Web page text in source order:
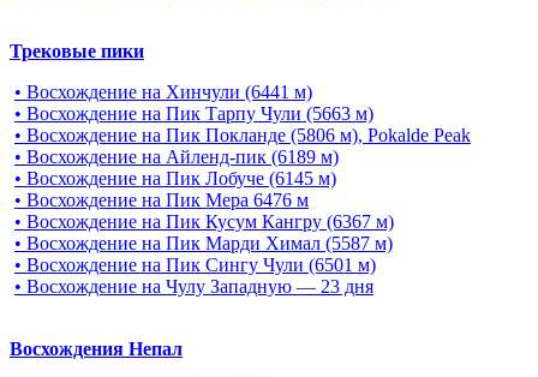
Трековые пики
• Восхождение на Хинчули (6441 м)
• Восхождение на Пик Тарпу Чули (5663 м)
• Восхождение на Пик Покланде (5806 м), Pokalde Peak
• Восхождение на Айленд-пик (6189 м)
• Восхождение на Пик Лобуче (6145 м)
• Восхождение на Пик Мера 6476 м
• Восхождение на Пик Кусум Кангру (6367 м)
• Восхождение на Пик Марди Химал (5587 м)
• Восхождение на Пик Сингу Чули (6501 м)
• Восхождение на Чулу Западную — 23 дня
Восхождения Непал